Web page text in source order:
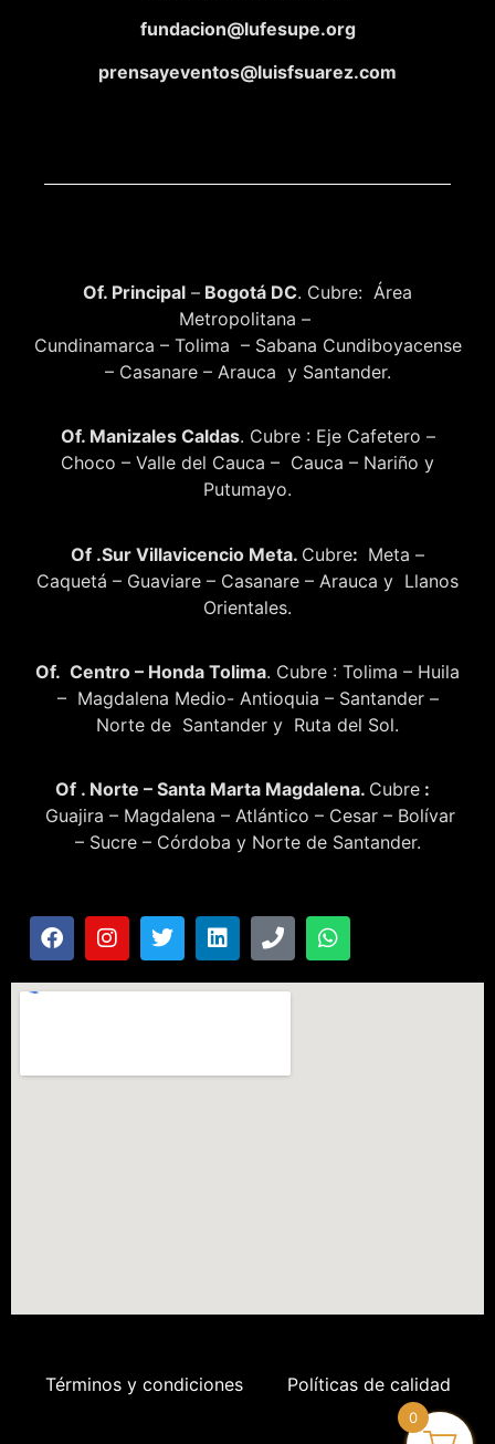
fundacion@lufesupe.org
prensayeventos@luisfsuarez.com
Of. Principal – Bogotá DC. Cubre: Área
Metropolitana –
Cundinamarca – Tolima – Sabana Cundiboyacense
– Casanare – Arauca y Santander.
Of. Manizales Caldas. Cubre : Eje Cafetero –
Choco – Valle del Cauca – Cauca – Nariño y
Putumayo.
Of .Sur Villavicencio Meta. Cubre: Meta –
Caquetá – Guaviare – Casanare – Arauca y Llanos
Orientales.
Of. Centro – Honda Tolima. Cubre : Tolima – Huila
– Magdalena Medio- Antioquia – Santander –
Norte de Santander y Ruta del Sol.
Of . Norte – Santa Marta Magdalena. Cubre :
Guajira – Magdalena – Atlántico – Cesar – Bolívar
– Sucre – Córdoba y Norte de Santander.
Términos y condiciones Políticas de calidad
0